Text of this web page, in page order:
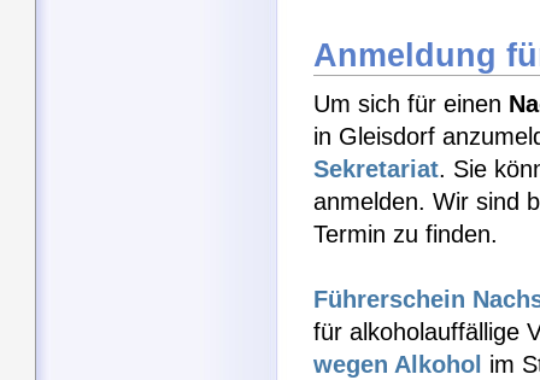
Anmeldung
Um sich für einen
in Gleisdorf
Sekretariat. Sie
anmelden. Wir sind
Termin zu finden.
Führerschein
für alkoholauffällige
wegen Alkohol im